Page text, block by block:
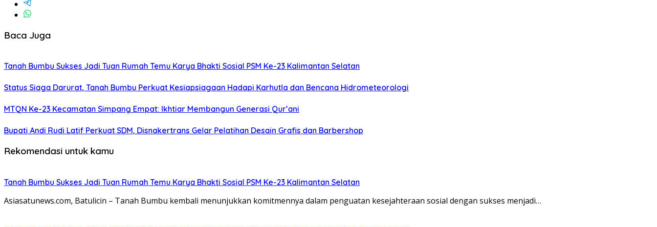
Baca Juga
Tanah Bumbu Sukses Jadi Tuan Rumah Temu Karya Bhakti Sosial PSM Ke-23 Kalimantan Selatan
Status Siaga Darurat, Tanah Bumbu Perkuat Kesiapsiagaan Hadapi Karhutla dan Bencana Hidrometeorologi
MTQN Ke-23 Kecamatan Simpang Empat: Ikhtiar Membangun Generasi Qur’ani
Bupati Andi Rudi Latif Perkuat SDM, Disnakertrans Gelar Pelatihan Desain Grafis dan Barbershop
Rekomendasi untuk kamu
Tanah Bumbu Sukses Jadi Tuan Rumah Temu Karya Bhakti Sosial PSM Ke-23 Kalimantan Selatan
Asiasatunews.com, Batulicin – Tanah Bumbu kembali menunjukkan komitmennya dalam penguatan kesejahteraan sosial dengan sukses menjadi…